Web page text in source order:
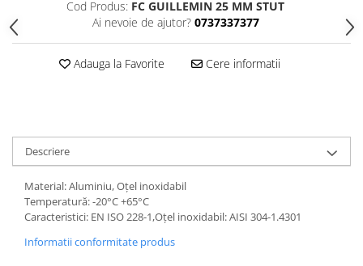
Cod Produs: FC GUILLEMIN 25 MM STUT
Ai nevoie de ajutor? 0737337377
Adauga la Favorite Cere informatii
Descriere
Material: Aluminiu, Oțel inoxidabil
Temperatură: -20°C +65°C
Caracteristici: EN ISO 228-1,Oțel inoxidabil: AISI 304-1.4301
Informatii conformitate produs